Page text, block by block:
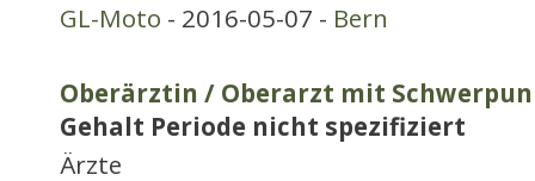
GL-Moto - 2016-05-07 - Bern
Oberärztin / Oberarzt mit
Gehalt Periode nicht spezifiziert
Ärzte